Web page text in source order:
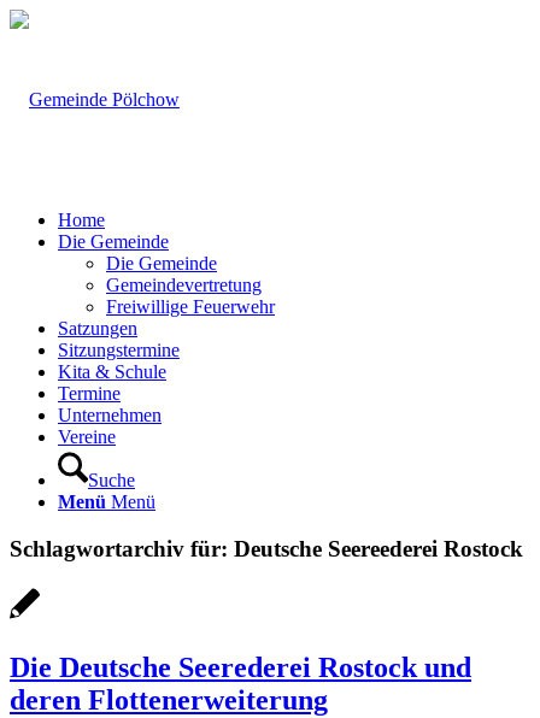
Home
Die Gemeinde
Die Gemeinde
Gemeindevertretung
Freiwillige Feuerwehr
Satzungen
Sitzungstermine
Kita & Schule
Termine
Unternehmen
Vereine
Suche
Menü Menü
Schlagwortarchiv für: Deutsche Seereederei Rostock
Die Deutsche Seerederei Rostock und
deren Flottenerweiterung